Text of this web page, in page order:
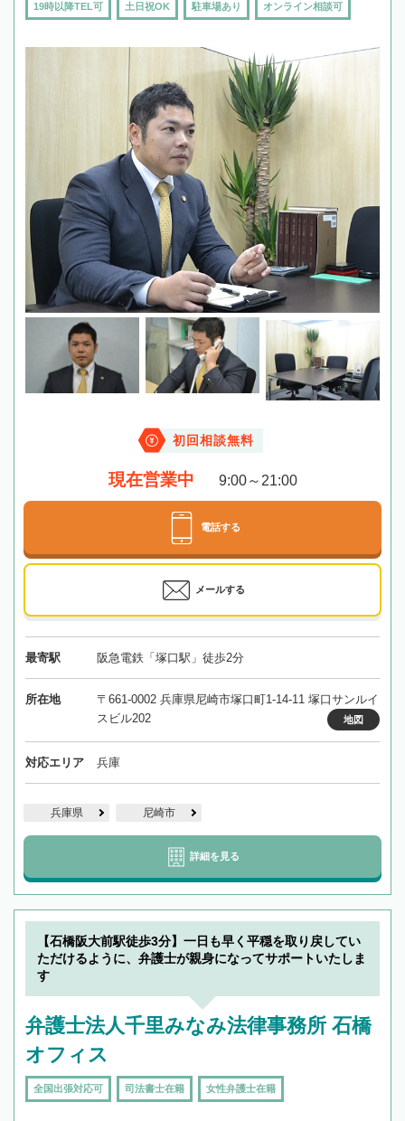
19時以降TEL可 土日祝OK 駐車場あり オンライン相談可
初回相談無料
現在営業中 9:00～21:00
電話する
メールする
最寄駅 阪急電鉄「塚口駅」徒歩2分
所在地
〒661-0002 兵庫県尼崎市塚口町1-14-11 塚口サンルイ
スビル202
地図
対応エリア 兵庫
兵庫県 尼崎市
詳細を見る
【石橋阪大前駅徒歩3分】一日も早く平穏を取り戻してい
ただけるように、弁護士が親身になってサポートいたしま
す
弁護士法人千里みなみ法律事務所 石橋
オフィス
全国出張対応可 司法書士在籍 女性弁護士在籍